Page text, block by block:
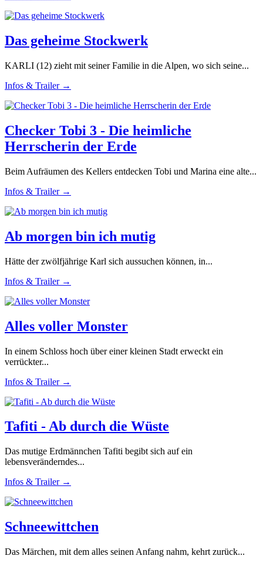
Das geheime Stockwerk
KARLI (12) zieht mit seiner Familie in die Alpen, wo sich seine...
Infos & Trailer →
Checker Tobi 3 - Die heimliche
Herrscherin der Erde
Beim Aufräumen des Kellers entdecken Tobi und Marina eine alte...
Infos & Trailer →
Ab morgen bin ich mutig
Hätte der zwölfjährige Karl sich aussuchen können, in...
Infos & Trailer →
Alles voller Monster
In einem Schloss hoch über einer kleinen Stadt erweckt ein
verrückter...
Infos & Trailer →
Tafiti - Ab durch die Wüste
Das mutige Erdmännchen Tafiti begibt sich auf ein
lebensveränderndes...
Infos & Trailer →
Schneewittchen
Das Märchen, mit dem alles seinen Anfang nahm, kehrt zurück...